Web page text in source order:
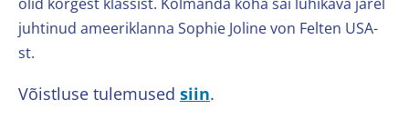
juhtinud ameeriklanna Sophie Joline von Felten USA-
st.
Võistluse tulemused siin.